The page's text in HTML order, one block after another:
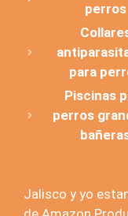
perros
para
Piscinas
perros
Jalisco y yo